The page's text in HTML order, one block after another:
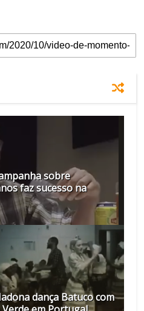
sobre
faz sucesso na
dança Batuco com